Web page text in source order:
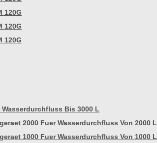
120G
120G
120G
Bis 3000 L
2000 Fuer Wasserdurchfluss Von 2000 L
1000 Fuer Wasserdurchfluss Von 1000 L